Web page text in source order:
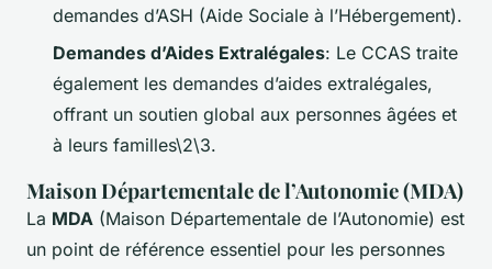
demandes d’ASH (Aide Sociale à l’Hébergement).
Demandes d’Aides Extralégales: Le CCAS traite
également les demandes d’aides extralégales,
offrant un soutien global aux personnes âgées et
à leurs familles\2\3.
Maison Départementale de l’Autonomie (MDA)
La MDA (Maison Départementale de l’Autonomie) est
un point de référence essentiel pour les personnes